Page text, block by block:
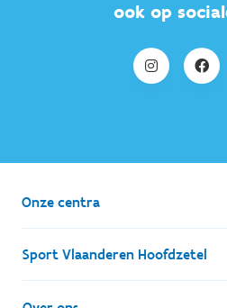
ook op
Onze centra
Sport Vlaanderen Hoofdzetel
Simon Bolivarlaan 17